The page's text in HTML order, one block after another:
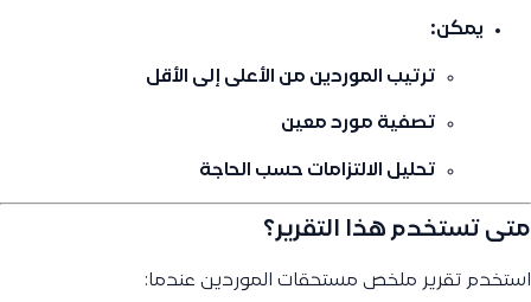
يمكن:
ترتيب الموردين من الأعلى إلى الأقل
تصفية مورد معين
تحليل الالتزامات حسب الحاجة
متى تستخدم هذا التقرير؟
استخدم تقرير ملخص مستحقات الموردين عندما: